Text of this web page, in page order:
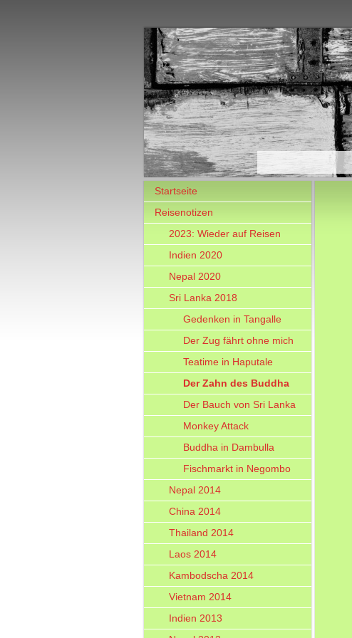
Startseite
Reisenotizen
2023: Wieder auf Reisen
Indien 2020
Nepal 2020
Sri Lanka 2018
Gedenken in Tangalle
Der Zug fährt ohne mich
Teatime in Haputale
Der Zahn des Buddha
Der Bauch von Sri Lanka
Monkey Attack
Buddha in Dambulla
Fischmarkt in Negombo
Nepal 2014
China 2014
Thailand 2014
Laos 2014
Kambodscha 2014
Vietnam 2014
Indien 2013